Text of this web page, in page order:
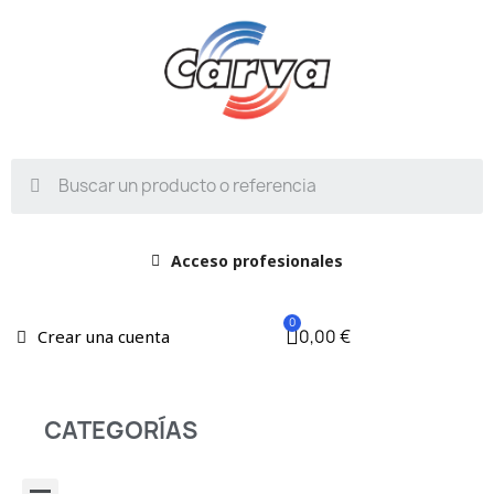
Acceso profesionales
Crear una cuenta 0,00 €
CATEGORÍAS